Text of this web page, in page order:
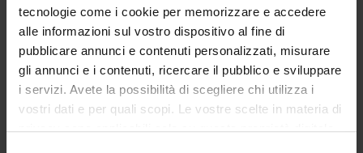
tecnologie come i cookie per memorizzare e accedere
alle informazioni sul vostro dispositivo al fine di
pubblicare annunci e contenuti personalizzati, misurare
gli annunci e i contenuti, ricercare il pubblico e sviluppare
i servizi. Avete la possibilità di scegliere chi utilizza i
vostri dati e per quali scopi. Le vostre scelte in materia di
privacy sono applicabili solo su questa proprietà digitale
GOVERNANCE
UFFICI E STRUTTURE DI SERVIZIO
SERVIZI DI SEGRETERIA STUDENTI